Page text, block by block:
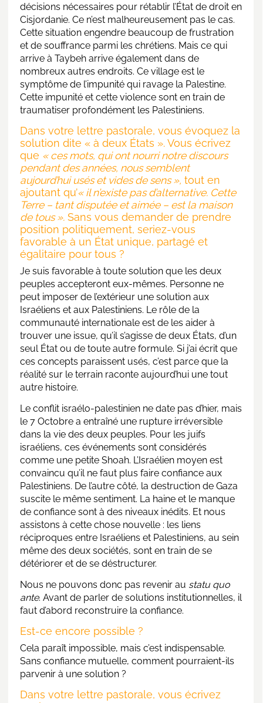
décisions nécessaires pour rétablir l’État de droit en
Cisjordanie. Ce n’est malheureusement pas le cas.
Cette situation engendre beaucoup de frustration
et de souffrance parmi les chrétiens. Mais ce qui
arrive à Taybeh arrive également dans de
nombreux autres endroits. Ce village est le
symptôme de l’impunité qui ravage la Palestine.
Cette impunité et cette violence sont en train de
traumatiser profondément les Palestiniens.
Dans votre lettre pastorale, vous évoquez la
solution dite « à deux États ». Vous écrivez
que « ces mots, qui ont nourri notre discours
pendant des années, nous semblent
aujourd’hui usés et vides de sens », tout en
ajoutant qu’« il n’existe pas d’alternative. Cette
Terre – tant disputée et aimée – est la maison
de tous ». Sans vous demander de prendre
position politiquement, seriez-vous
favorable à un État unique, partagé et
égalitaire pour tous ?
Je suis favorable à toute solution que les deux
peuples accepteront eux-mêmes. Personne ne
peut imposer de l’extérieur une solution aux
Israéliens et aux Palestiniens. Le rôle de la
communauté internationale est de les aider à
trouver une issue, qu’il s’agisse de deux États, d’un
seul État ou de toute autre formule. Si j’ai écrit que
ces concepts paraissent usés, c’est parce que la
réalité sur le terrain raconte aujourd’hui une tout
autre histoire.
Le conflit israélo-palestinien ne date pas d’hier, mais
le 7 Octobre a entraîné une rupture irréversible
dans la vie des deux peuples. Pour les juifs
israéliens, ces événements sont considérés
comme une petite Shoah. L’Israélien moyen est
convaincu qu’il ne faut plus faire confiance aux
Palestiniens. De l’autre côté, la destruction de Gaza
suscite le même sentiment. La haine et le manque
de confiance sont à des niveaux inédits. Et nous
assistons à cette chose nouvelle : les liens
réciproques entre Israéliens et Palestiniens, au sein
même des deux sociétés, sont en train de se
détériorer et de se déstructurer.
Nous ne pouvons donc pas revenir au statu quo
ante. Avant de parler de solutions institutionnelles, il
faut d’abord reconstruire la confiance.
Est-ce encore possible ?
Cela paraît impossible, mais c’est indispensable.
Sans confiance mutuelle, comment pourraient-ils
parvenir à une solution ?
Dans votre lettre pastorale, vous écrivez